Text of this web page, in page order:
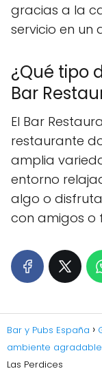
gracias a la
servicio en un
¿Qué tipo
Bar
El Bar
restaurante
amplia
entorno
algo o
con amigos o
Bar y Pubs España
ambiente
Las Perdices